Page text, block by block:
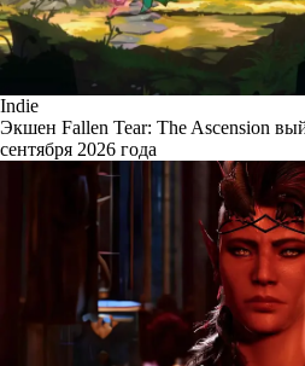
Indie
Экшен Fallen Tear: The Ascension
сентября 2026 года